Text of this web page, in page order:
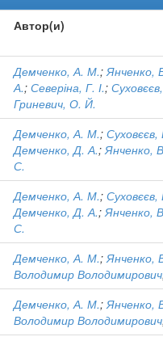
Автор(и)
Демченко, А. М.;Янченко,
А.; Северіна, Г. І.;
Гриневич, О. Й.
Демченко, А. М.;
Демченко, Д. А.;Янченко,
С.
Демченко, А. М.;
Демченко, Д. А.;Янченко,
С.
Демченко, А. М.;Янченко,
Володимир Володимирович
Демченко, А. М.;Янченко,
Володимир Володимирович